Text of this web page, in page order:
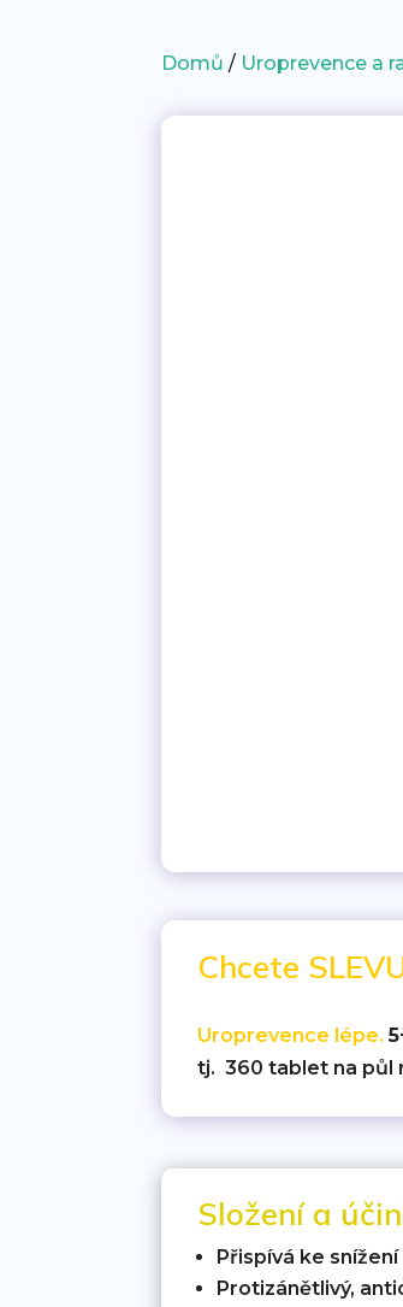
Domů / Uroprevence a
Chcete
Uroprevence lépe.
tj. 360 tablet na půl
Složení a
Přispívá ke
Protizánětlivý,